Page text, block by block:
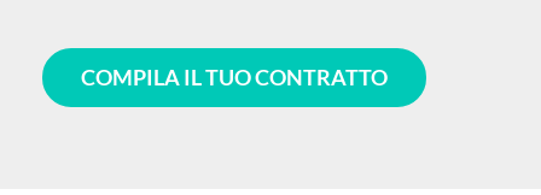
COMPILA IL TUO CONTRATTO